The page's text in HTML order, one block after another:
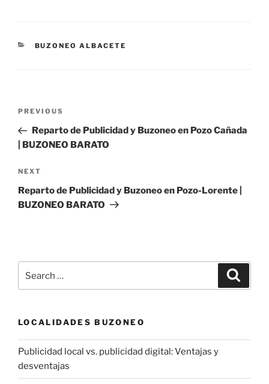
CATEGORIES
BUZONEO ALBACETE
Previous
Post
PREVIOUS
Reparto de Publicidad y Buzoneo en Pozo Cañada
| BUZONEO BARATO
Next
Post
NEXT
Reparto de Publicidad y Buzoneo en Pozo-Lorente |
BUZONEO BARATO
LOCALIDADES BUZONEO
Publicidad local vs. publicidad digital: Ventajas y
desventajas